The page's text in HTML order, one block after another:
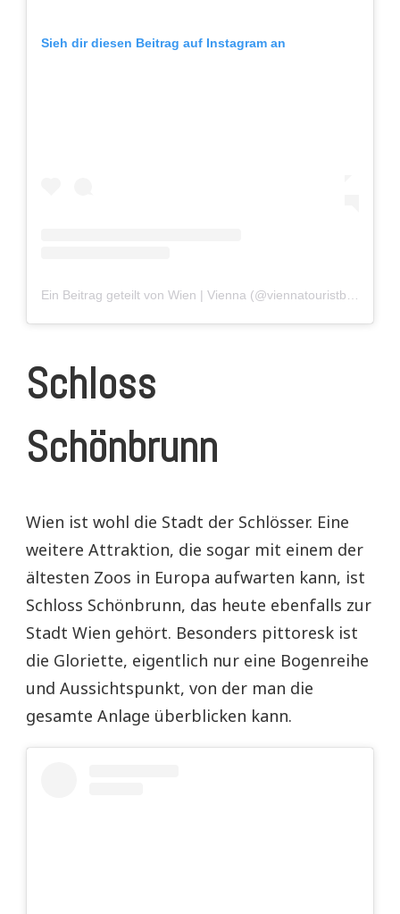
Sieh dir diesen Beitrag auf Instagram an
Ein Beitrag geteilt von Wien | Vienna (@viennatouristboard)
Schloss
Schönbrunn
Wien ist wohl die Stadt der Schlösser. Eine
weitere Attraktion, die sogar mit einem der
ältesten Zoos in Europa aufwarten kann, ist
Schloss Schönbrunn, das heute ebenfalls zur
Stadt Wien gehört. Besonders pittoresk ist
die Gloriette, eigentlich nur eine Bogenreihe
und Aussichtspunkt, von der man die
gesamte Anlage überblicken kann.